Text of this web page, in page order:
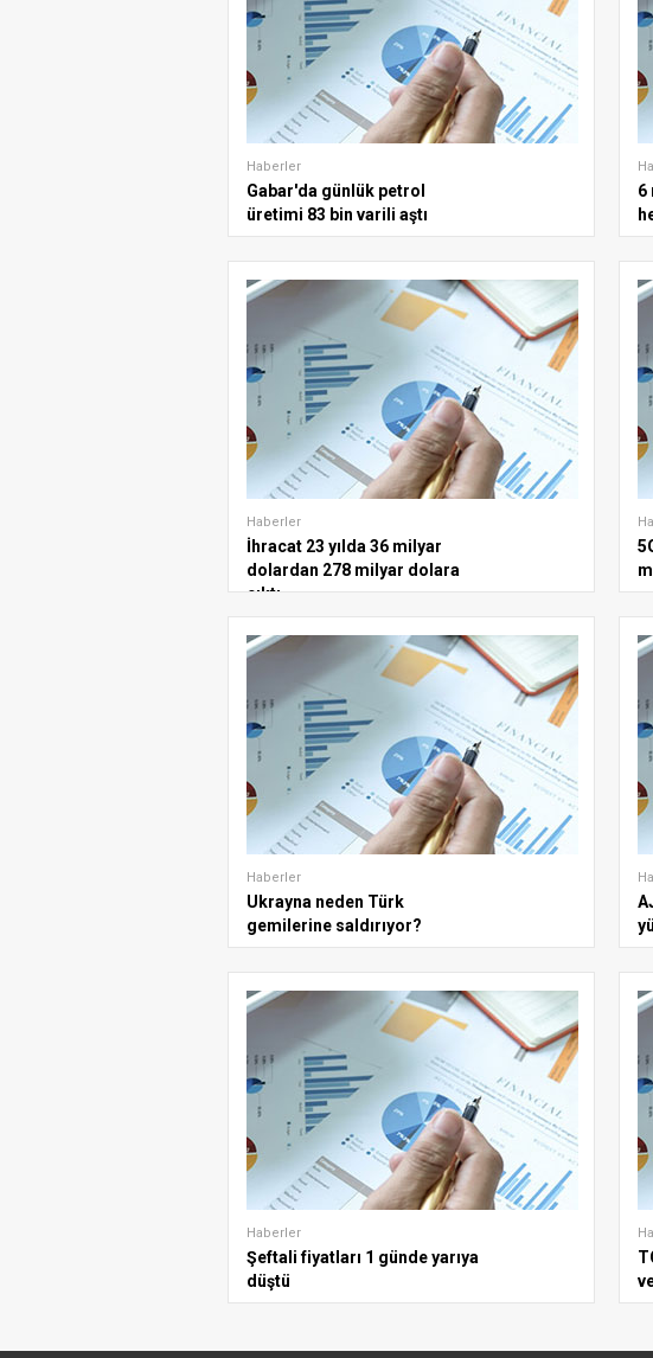
Haberler
Gabar'da günlük petrol
üretimi 83 bin varili aştı
6
Haberler
İhracat 23 yılda 36 milyar
dolardan 278 milyar dolara
çıktı
Haberler
Ukrayna neden Türk
gemilerine saldırıyor?
Haberler
Şeftali fiyatları 1 günde yarıya
düştü